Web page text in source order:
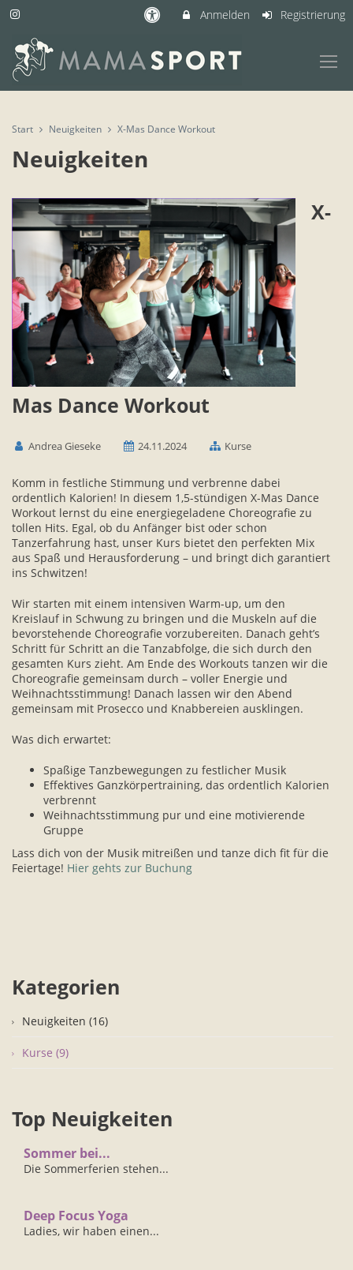
Anmelden Registrierung
Start Neuigkeiten X-Mas Dance Workout
Neuigkeiten
X-
Mas Dance Workout
Andrea Gieseke 24.11.2024 Kurse
Komm in festliche Stimmung und verbrenne dabei
ordentlich Kalorien! In diesem 1,5-stündigen X-Mas Dance
Workout lernst du eine energiegeladene Choreografie zu
tollen Hits. Egal, ob du Anfänger bist oder schon
Tanzerfahrung hast, unser Kurs bietet den perfekten Mix
aus Spaß und Herausforderung – und bringt dich garantiert
ins Schwitzen!
Wir starten mit einem intensiven Warm-up, um den
Kreislauf in Schwung zu bringen und die Muskeln auf die
bevorstehende Choreografie vorzubereiten. Danach geht’s
Schritt für Schritt an die Tanzabfolge, die sich durch den
gesamten Kurs zieht. Am Ende des Workouts tanzen wir die
Choreografie gemeinsam durch – voller Energie und
Weihnachtsstimmung! Danach lassen wir den Abend
gemeinsam mit Prosecco und Knabbereien ausklingen.
Was dich erwartet:
Spaßige Tanzbewegungen zu festlicher Musik
Effektives Ganzkörpertraining, das ordentlich Kalorien
verbrennt
Weihnachtsstimmung pur und eine motivierende
Gruppe
Lass dich von der Musik mitreißen und tanze dich fit für die
Feiertage! Hier gehts zur Buchung
Kategorien
Neuigkeiten (16)
Kurse (9)
Top Neuigkeiten
Sommer bei...
Die Sommerferien stehen...
Deep Focus Yoga
Ladies, wir haben einen...